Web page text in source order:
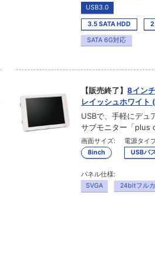
USB3.0
3.5 SATA HDD
SATA 6G対応
【販売終了】8イン
レイッシュホワイ
USBで、手軽にデュ
サブモニター「plus
画面サイズ:
8inch
電源タイ
USBバ
パネル仕様:
SVGA
24bitフル